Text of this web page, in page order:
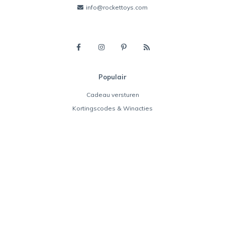
info@rockettoys.com
Populair
Cadeau versturen
Kortingscodes & Winacties